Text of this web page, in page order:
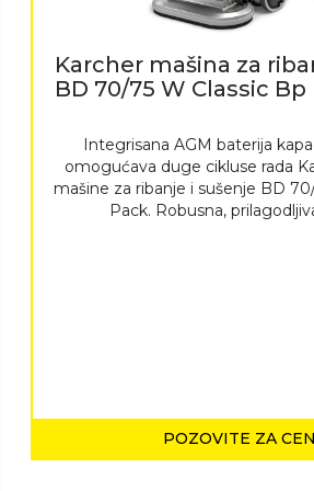
Karcher mašina za
BD 70/75 W Classic Bp
Integrisana AGM baterija
omogućava duge cikluse rada
mašine za ribanje i sušenje BD
Pack. Robusna,
POZOVITE ZA